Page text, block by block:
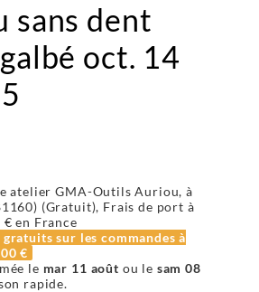
sans dent
oct. 14
atelier GMA-Outils Auriou, à
(Gratuit), Frais de port à
€ en France
sur les commandes à
€
le mar 11 août ou le sam 08
rapide.